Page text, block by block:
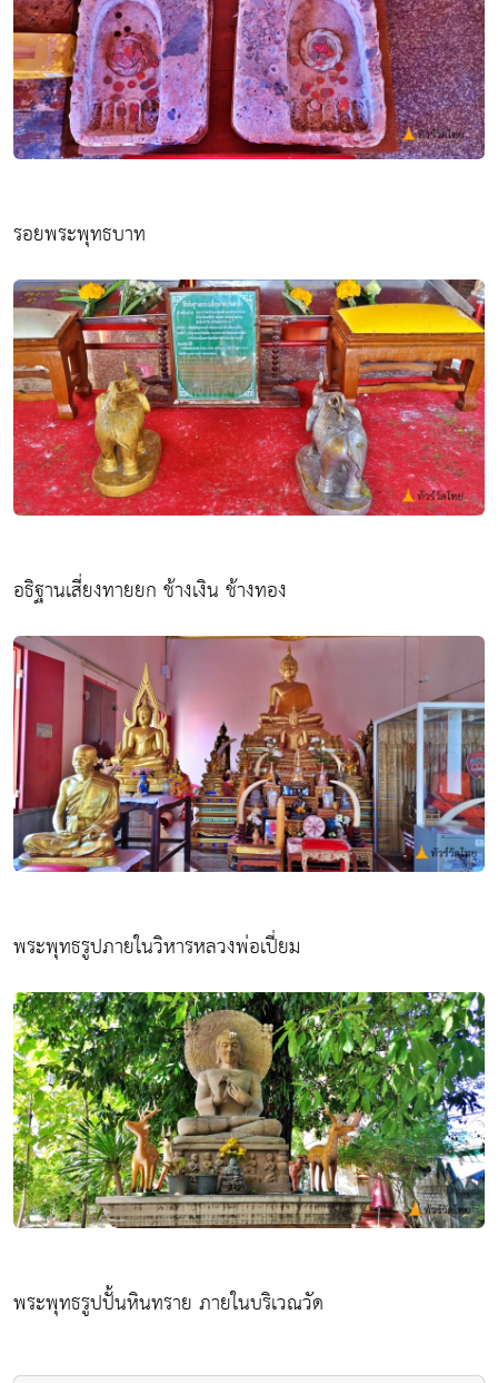
รอยพระพุทธบาท
อธิฐานเสี่ยงทายยก ช้างเงิน ช้างทอง
พระพุทธรูปภายในวิหารหลวงพ่อเปี่ยม
พระพุทธรูปปั้นหินทราย ภายในบริเวณวัด